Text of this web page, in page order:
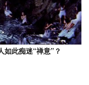
如此痴迷“禅意”？